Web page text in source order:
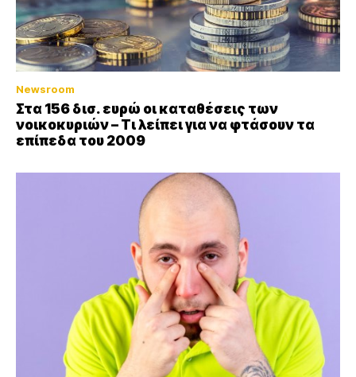
Newsroom
Στα 156 δισ. ευρώ οι καταθέσεις των
νοικοκυριών – Τι λείπει για να φτάσουν τα
επίπεδα του 2009